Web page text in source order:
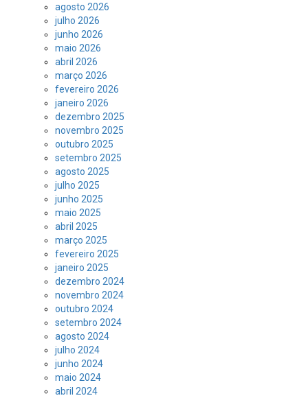
agosto 2026
julho 2026
junho 2026
maio 2026
abril 2026
março 2026
fevereiro 2026
janeiro 2026
dezembro 2025
novembro 2025
outubro 2025
setembro 2025
agosto 2025
julho 2025
junho 2025
maio 2025
abril 2025
março 2025
fevereiro 2025
janeiro 2025
dezembro 2024
novembro 2024
outubro 2024
setembro 2024
agosto 2024
julho 2024
junho 2024
maio 2024
abril 2024